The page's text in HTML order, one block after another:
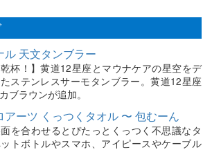
ル 天文タンブラー
乾杯！】黄道12星座とマウナケアの星空をデ
ステンレスサーモタンブラー。黄道12星座
ブラウンが追加。
アーツ くっつくタオル 〜 包むーん
を合わせるとぴたっとくっつく不思議なタ
トボトルやスマホ、アイピースやケーブル